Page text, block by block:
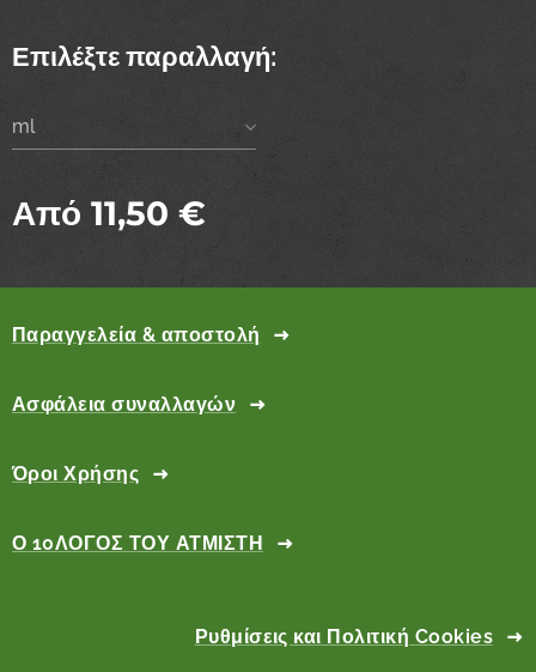
Επιλέξτε παραλλαγή:
ml
Από 11,50 €
Παραγγελεία & αποστολή
Ασφάλεια συναλλαγών
Όροι Χρήσης
Ο 10ΛΟΓΟΣ ΤΟΥ ΑΤΜΙΣΤΗ
Ρυθμίσεις και Πολιτική Cookies